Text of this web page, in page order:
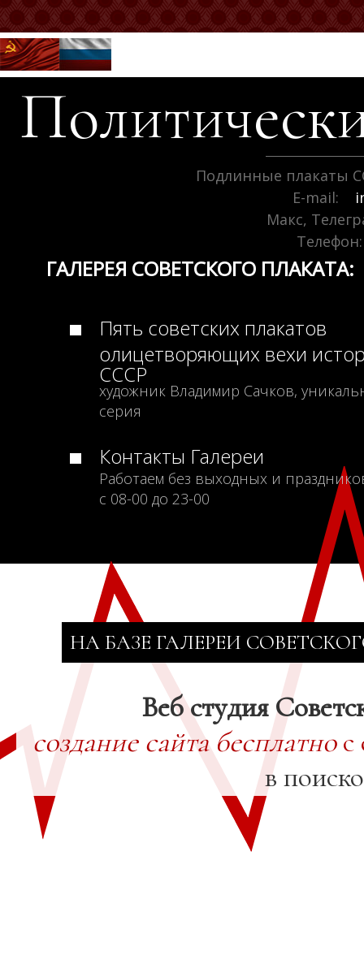
Подлинные плакаты
E-mail:
Макс,
Телефон:
ГАЛЕРЕЯ СОВЕТСКОГО ПЛАКАТА:
Пять советских плакатов
олицетворяющих вехи
СССР
художник Владимир Сачков,
серия
Контакты Галереи
Работаем без выходных и
с 08-00 до 23-00
НА БАЗЕ ГАЛЕРЕИ
Веб студия
создание сайта бесплатнос
в